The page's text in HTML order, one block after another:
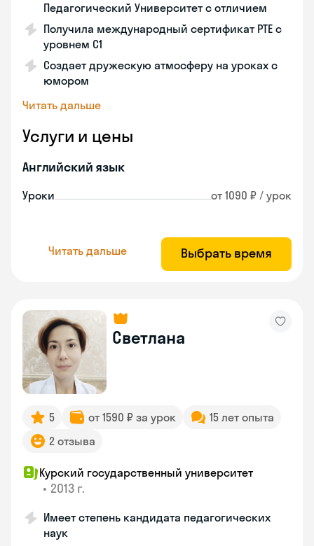
Педагогический Университет с отличием
Получила международный сертификат PTE с
уровнем C1
Создает дружескую атмосферу на уроках с
юмором
Читать дальше
Услуги и цены
Английский язык
Уроки от 1090 ₽ / урок
Читать дальше Выбрать время
Светлана
5 от 1590 ₽ за урок
15 лет опыта
2 отзыва
Курский государственный университет
• 2013 г.
Имеет степень кандидата педагогических
наук